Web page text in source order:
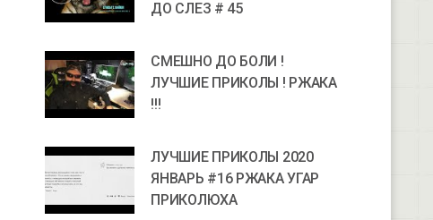
ДО СЛЕЗ # 45
СМЕШНО ДО БОЛИ !
ЛУЧШИЕ ПРИКОЛЫ ! РЖАКА
!!!
ЛУЧШИЕ ПРИКОЛЫ 2020
ЯНВАРЬ #16 РЖАКА УГАР
ПРИКОЛЮХА